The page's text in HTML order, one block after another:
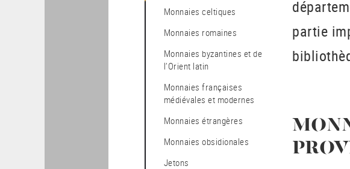
Monnaies celtiques
Monnaies romaines
Monnaies byzantines et de
l’Orient latin
Monnaies françaises
médiévales et modernes
Monnaies étrangères
Monnaies obsidionales
Jetons
partie